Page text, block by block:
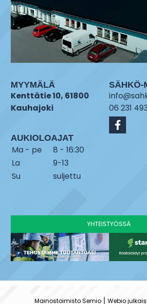
MYYMÄLÄ
Kenttätie 10, 61800
Kauhajoki
AUKIOLOAJAT
Ma - pe
8 - 16:30
La
9-13
Su
suljettu
SÄHKÖ-
06 231
YHTEISTYÖSSÄ
Mainostoimisto Semio| Webio